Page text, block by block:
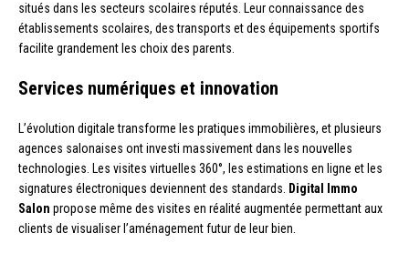
situés dans les secteurs scolaires réputés. Leur connaissance des
établissements scolaires, des transports et des équipements sportifs
facilite grandement les choix des parents.
Services numériques et innovation
L’évolution digitale transforme les pratiques immobilières, et plusieurs
agences salonaises ont investi massivement dans les nouvelles
technologies. Les visites virtuelles 360°, les estimations en ligne et les
signatures électroniques deviennent des standards. Digital Immo
Salon propose même des visites en réalité augmentée permettant aux
clients de visualiser l’aménagement futur de leur bien.